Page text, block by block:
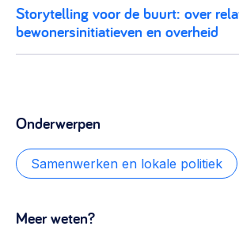
Storytelling voor de buurt: over
bewonersinitiatieven en overheid
Onderwerpen
Samenwerken en lokale politiek
Meer weten?